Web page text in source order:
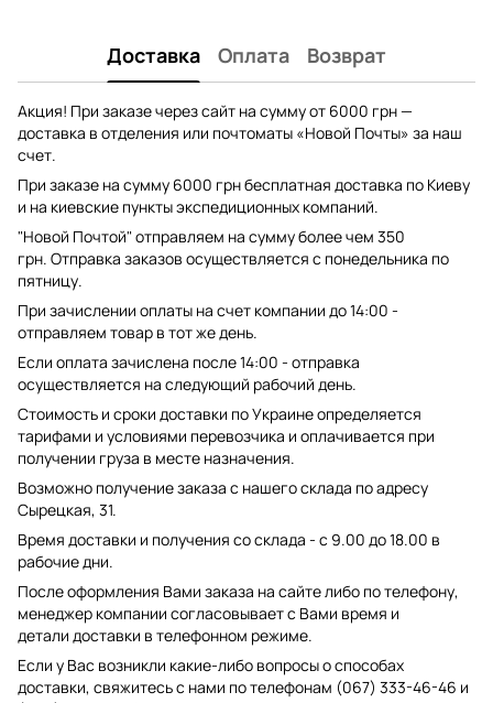
Доставка Оплата Возврат
Акция! При заказе через сайт на сумму от 6000 грн —
доставка в отделения или почтоматы «Новой Почты» за наш
счет.
При заказе на сумму 6000 грн бесплатная доставка по Киеву
и на киевские пункты экспедиционных компаний.
"Новой Почтой" отправляем на сумму более чем 350
грн. Отправка заказов осуществляется с понедельника по
пятницу.
При зачислении оплаты на счет компании до 14:00 -
отправляем товар в тот же день.
Если оплата зачислена после 14:00 - отправка
осуществляется на следующий рабочий день.
Стоимость и сроки доставки по Украине определяется
тарифами и условиями перевозчика и оплачивается при
получении груза в месте назначения.
Возможно получение заказа с нашего склада по адресу
Сырецкая, 31.
Время доставки и получения со склада - с 9.00 до 18.00 в
рабочие дни.
После оформления Вами заказа на сайте либо по телефону,
менеджер компании согласовывает с Вами время и
детали доставки в телефонном режиме.
Если у Вас возникли какие-либо вопросы о способах
доставки, свяжитесь с нами по телефонам (067) 333-46-46 и